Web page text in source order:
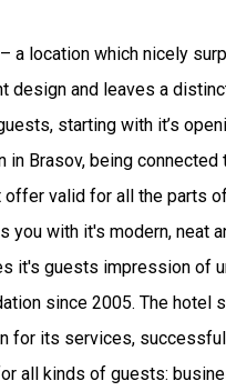
a location which nicely
design and leaves a
starting with it’s
in Brasov, being connected
valid for all the parts
you with it's modern, neat
it's guests impression of
since 2005. The hotel
for its services,
all kinds of guests: